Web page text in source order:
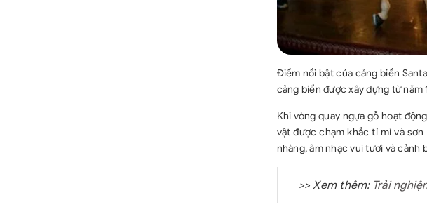
Điểm nổi bật của cảng biển
cảng biển được xây dựng từ năm
Khi vòng quay ngựa gỗ hoạt
vật được chạm khắc tỉ mỉ và
nhàng, âm nhạc vui tươi và
>> Xem thêm: Trải